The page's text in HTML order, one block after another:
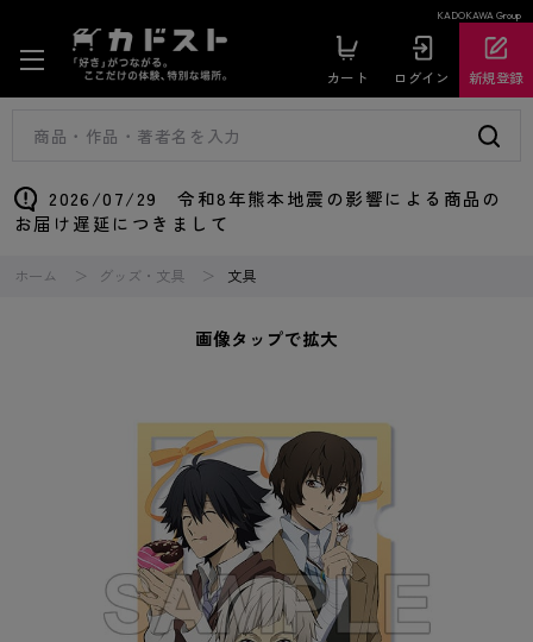
KADOKAWA Group
カート ログイン 新規登録
2026/07/29 令和8年熊本地震の影響による商品の
お届け遅延につきまして
ホーム グッズ・文具 文具
画像タップで拡大